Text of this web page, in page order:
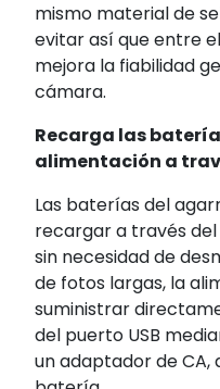
mismo material de
evitar así que entre
mejora la fiabilidad
cámara.
Recarga las
alimentación a
Las baterías del
recargar a través
sin necesidad de
de fotos largas, la
suministrar
del puerto USB
un adaptador de